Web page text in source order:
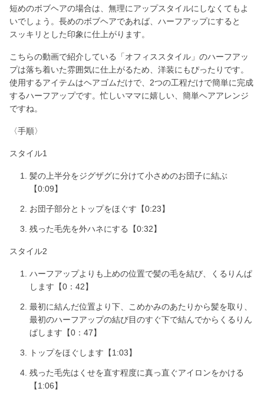
i
d
e
o
短めのボブヘアの場合は、無理にアップスタイルにしなくてもよ
いでしょう。長めのボブヘアであれば、ハーフアップにすると
スッキリとした印象に仕上がります。
こちらの動画で紹介している「オフィススタイル」のハーフアッ
プは落ち着いた雰囲気に仕上がるため、洋装にもぴったりです。
使用するアイテムはヘアゴムだけで、2つの工程だけで簡単に完成
するハーフアップです。忙しいママに嬉しい、簡単ヘアアレンジ
ですね。
〈手順〉
スタイル1
髪の上半分をジグザグに分けて小さめのお団子に結ぶ
【0:09】
お団子部分とトップをほぐす【0:23】
残った毛先を外ハネにする【0:32】
スタイル2
ハーフアップよりも上めの位置で髪の毛を結び、くるりんぱ
します【0：42】
最初に結んだ位置より下、こめかみのあたりから髪を取り、
最初のハーフアップの結び目のすぐ下で結んでからくるりん
ぱします【0：47】
トップをほぐします【1:03】
残った毛先はくせを直す程度に真っ直ぐアイロンをかける
【1:06】